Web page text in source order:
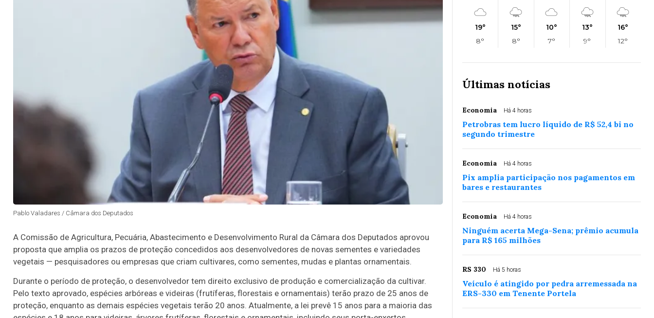
Pablo Valadares / Câmara dos Deputados
A Comissão de Agricultura, Pecuária, Abastecimento e Desenvolvimento Rural da Câmara dos Deputados aprovou
proposta que amplia os prazos de proteção concedidos aos desenvolvedores de novas sementes e variedades
vegetais — pesquisadores ou empresas que criam cultivares, como sementes, mudas e plantas ornamentais.
Durante o período de proteção, o desenvolvedor tem direito exclusivo de produção e comercialização da cultivar.
Pelo texto aprovado, espécies arbóreas e videiras (frutíferas, florestais e ornamentais) terão prazo de 25 anos de
proteção, enquanto as demais espécies vegetais terão 20 anos. Atualmente, a lei prevê 15 anos para a maioria das
19°
8°
15°
8°
10°
7°
13°
9°
16°
12°
Últimas notícias
Economia Há 4 horas
Petrobras tem lucro líquido de R$ 52,4 bi no
segundo trimestre
Economia Há 4 horas
Pix amplia participação nos pagamentos em
bares e restaurantes
Economia Há 4 horas
Ninguém acerta Mega-Sena; prêmio acumula
para R$ 165 milhões
RS 330 Há 5 horas
Veículo é atingido por pedra arremessada na
ERS-330 em Tenente Portela